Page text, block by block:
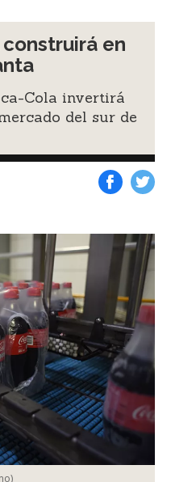
en
Cola invertirá
del sur de
)